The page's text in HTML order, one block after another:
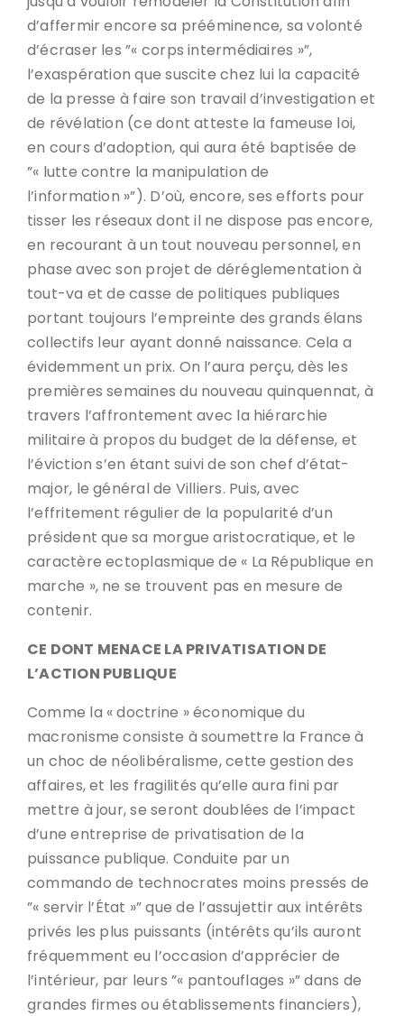
d’affermir encore sa prééminence, sa volonté
d’écraser les ”« corps intermédiaires »”,
l’exaspération que suscite chez lui la capacité
de la presse à faire son travail d’investigation et
de révélation (ce dont atteste la fameuse loi,
en cours d’adoption, qui aura été baptisée de
”« lutte contre la manipulation de
l’information »”). D’où, encore, ses efforts pour
tisser les réseaux dont il ne dispose pas encore,
en recourant à un tout nouveau personnel, en
phase avec son projet de déréglementation à
tout-va et de casse de politiques publiques
portant toujours l’empreinte des grands élans
collectifs leur ayant donné naissance. Cela a
évidemment un prix. On l’aura perçu, dès les
premières semaines du nouveau quinquennat, à
travers l’affrontement avec la hiérarchie
militaire à propos du budget de la défense, et
l’éviction s’en étant suivi de son chef d’état-
major, le général de Villiers. Puis, avec
l’effritement régulier de la popularité d’un
président que sa morgue aristocratique, et le
caractère ectoplasmique de « La République en
marche », ne se trouvent pas en mesure de
contenir.
CE DONT MENACE LA PRIVATISATION DE
L’ACTION PUBLIQUE
Comme la « doctrine » économique du
macronisme consiste à soumettre la France à
un choc de néolibéralisme, cette gestion des
affaires, et les fragilités qu’elle aura fini par
mettre à jour, se seront doublées de l’impact
d’une entreprise de privatisation de la
puissance publique. Conduite par un
commando de technocrates moins pressés de
”« servir l’État »” que de l’assujettir aux intérêts
privés les plus puissants (intérêts qu’ils auront
fréquemment eu l’occasion d’apprécier de
l’intérieur, par leurs ”« pantouflages »” dans de
grandes firmes ou établissements financiers),